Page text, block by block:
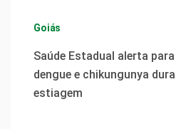
Goiás
Saúde Estadual alerta
dengue e chikungunya
estiagem